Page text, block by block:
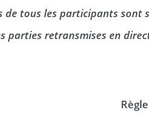
de tous les participants sont
parties retransmises en